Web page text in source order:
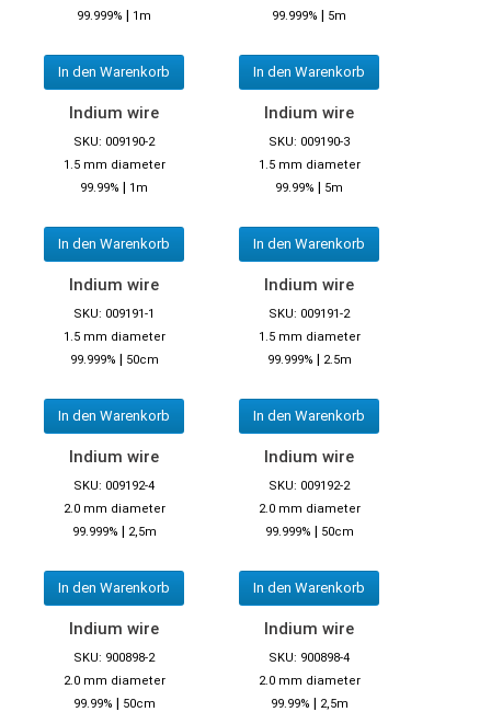
99.999% | 1m
In den Warenkorb
99.999% | 5m
In den Warenkorb
Indium wire
SKU: 009190-2
1.5 mm diameter
99.99% | 1m
In den Warenkorb
Indium wire
SKU: 009190-3
1.5 mm diameter
99.99% | 5m
In den Warenkorb
Indium wire
SKU: 009191-1
1.5 mm diameter
99.999% | 50cm
In den Warenkorb
Indium wire
SKU: 009191-2
1.5 mm diameter
99.999% | 2.5m
In den Warenkorb
Indium wire
SKU: 009192-4
2.0 mm diameter
99.999% | 2,5m
In den Warenkorb
Indium wire
SKU: 009192-2
2.0 mm diameter
99.999% | 50cm
In den Warenkorb
Indium wire
SKU: 900898-2
2.0 mm diameter
99.99% | 50cm
Indium wire
SKU: 900898-4
2.0 mm diameter
99.99% | 2,5m